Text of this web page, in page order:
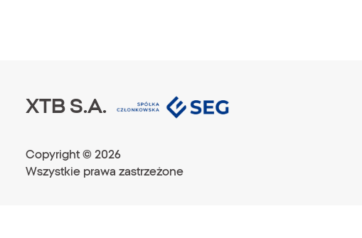
XTB S.A.
Copyright © 2026
Wszystkie prawa zastrzeżone